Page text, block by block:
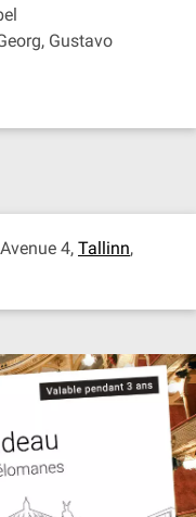
Gustavo
4, Tallinn,